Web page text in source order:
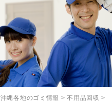
沖縄各地のゴミ情報 >不用品回収 >